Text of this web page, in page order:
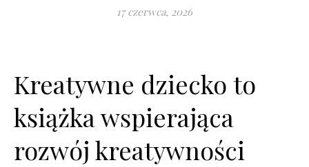
17 czerwca, 2026
Kreatywne dziecko to
książka wspierająca
rozwój kreatywności